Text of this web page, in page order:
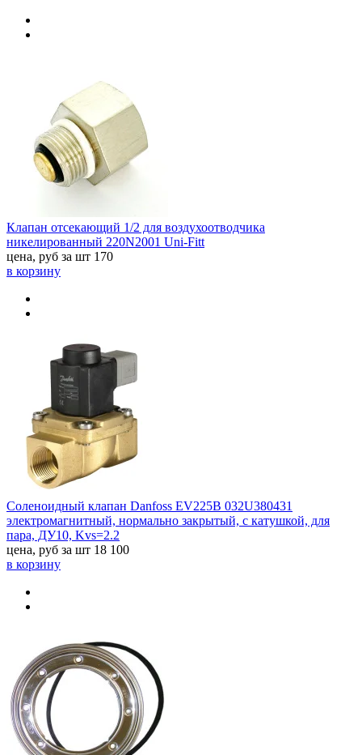
Клапан отсекающий 1/2 для воздухоотводчика
никелированный 220N2001 Uni-Fitt
цена, руб за шт 170
в корзину
Соленоидный клапан Danfoss EV225B 032U380431
электромагнитный, нормально закрытый, с катушкой, для
пара, ДУ10, Kvs=2.2
цена, руб за шт 18 100
в корзину